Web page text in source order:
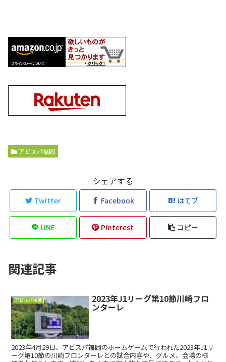
アビスパ福岡
シェアする
Twitter Facebook はてブ
LINE Pinterest コピー
関連記事
アビスパ福岡 2023年J1リーグ第10節川崎フロ
ンターレ
2023年4月29日、アビスパ福岡のホームゲームで行われた2023年J1リ
ーグ第10節の川崎フロンターレとの試合内容や、グルメ、会場の様